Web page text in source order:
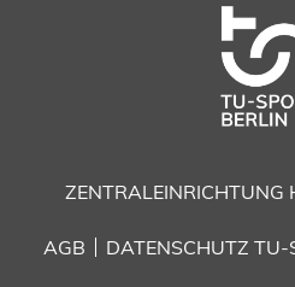
ZENTRALEINRICHTUNG
AGB DATENSCHUTZ TU-